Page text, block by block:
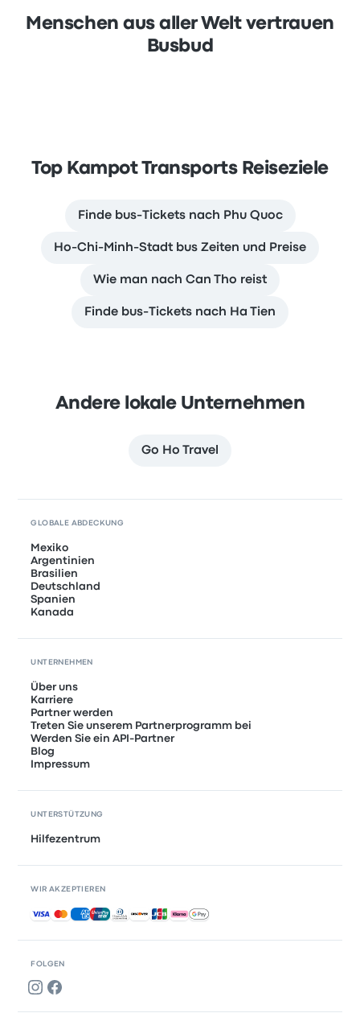
Menschen aus aller Welt vertrauen
Busbud
Top Kampot Transports Reiseziele
Finde bus-Tickets nach Phu Quoc
Ho-Chi-Minh-Stadt bus Zeiten und Preise
Wie man nach Can Tho reist
Finde bus-Tickets nach Ha Tien
Andere lokale Unternehmen
Go Ho Travel
FOLGEN
GLOBALE ABDECKUNG
Mexiko
Argentinien
Brasilien
Deutschland
Spanien
Kanada
UNTERNEHMEN
Über uns
Karriere
Partner werden
Treten Sie unserem Partnerprogramm bei
Werden Sie ein API-Partner
Blog
Impressum
UNTERSTÜTZUNG
Hilfezentrum
WIR AKZEPTIEREN
Akzeptierte Zahlungsmethoden